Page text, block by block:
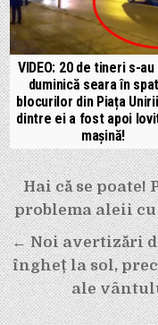
VIDEO: 20 de tineri s-
duminică seara în
blocurilor din Piața
dintre ei a fost apoi
mașină!
Navigare
în
articole
Hai că se
problema aleii cu
← Noi avertizări
îngheț la sol,
ale